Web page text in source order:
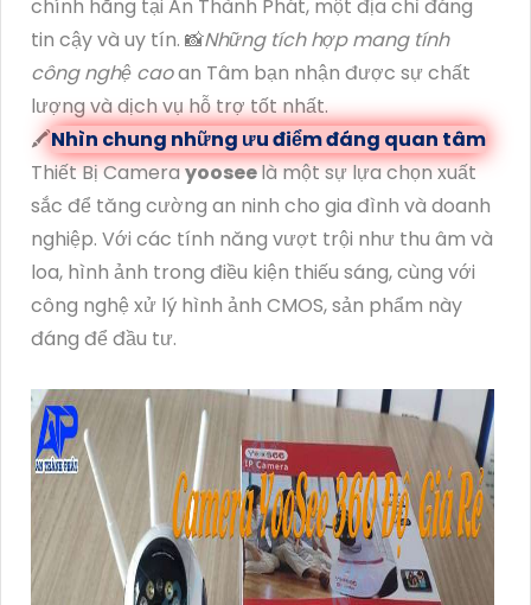
chính hãng tại An Thành Phát, một địa chỉ đáng
tin cậy và uy tín. 📸Những tích hợp mang tính
công nghệ caoan Tâm bạn nhận được sự chất
lượng và dịch vụ hỗ trợ tốt nhất.
🖍Nhìn chung những ưu điểm đáng quan tâm
Thiết Bị Camerayooseelà một sự lựa chọn xuất
sắc để tăng cường an ninh cho gia đình và doanh
nghiệp. Với các tính năng vượt trội như thu âm và
loa, hình ảnh trong điều kiện thiếu sáng, cùng với
công nghệ xử lý hình ảnh CMOS, sản phẩm này
đáng để đầu tư.